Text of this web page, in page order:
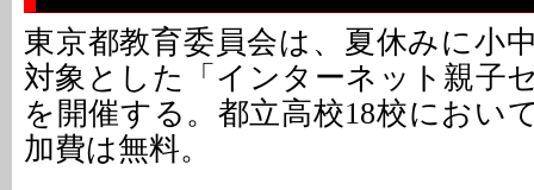
東京都教育委員会は、夏休みに小
対象とした「インターネット親子
を開催する。都立高校18校におい
加費は無料。